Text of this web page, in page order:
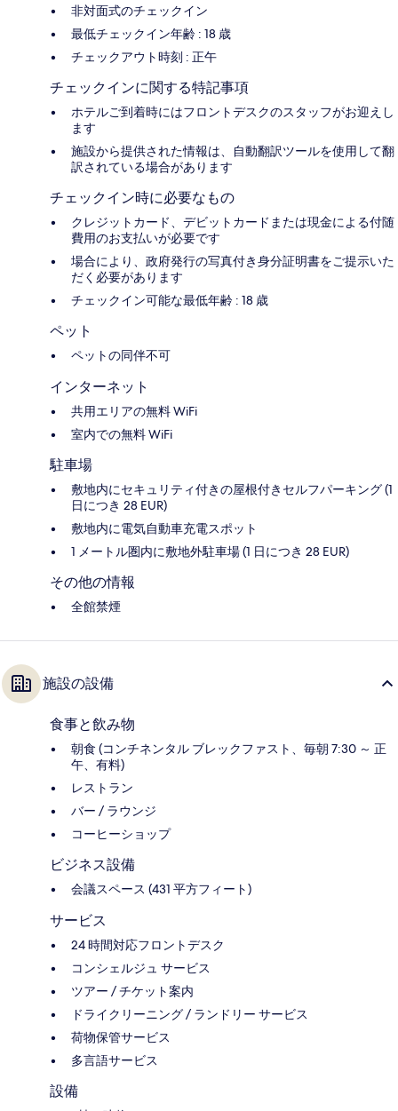
非対面式のチェックイン
最低チェックイン年齢 : 18 歳
チェックアウト時刻 : 正午
チェックインに関する特記事項
ホテルご到着時にはフロントデスクのスタッフがお迎えし
ます
施設から提供された情報は、自動翻訳ツールを使用して翻
訳されている場合があります
チェックイン時に必要なもの
クレジットカード、デビットカードまたは現金による付随
費用のお支払いが必要です
場合により、政府発行の写真付き身分証明書をご提示いた
だく必要があります
チェックイン可能な最低年齢 : 18 歳
ペット
ペットの同伴不可
インターネット
共用エリアの無料 WiFi
室内での無料 WiFi
駐車場
敷地内にセキュリティ付きの屋根付きセルフパーキング (1
日につき 28 EUR)
敷地内に電気自動車充電スポット
1 メートル圏内に敷地外駐車場 (1 日につき 28 EUR)
その他の情報
全館禁煙
施設の設備
食事と飲み物
朝食 (コンチネンタル ブレックファスト、毎朝 7:30 ～ 正
午、有料)
レストラン
バー / ラウンジ
コーヒーショップ
ビジネス設備
会議スペース (431 平方フィート)
サービス
24 時間対応フロントデスク
コンシェルジュ サービス
ツアー / チケット案内
ドライクリーニング / ランドリー サービス
荷物保管サービス
多言語サービス
設備